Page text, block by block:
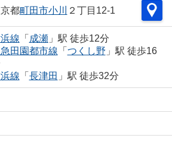
都町田市小川 ２丁目12-1
線 「 成瀬 」駅 徒歩12分
田園都市線 「 つくし野 」駅 徒歩16
線 「 長津田 」駅 徒歩32分